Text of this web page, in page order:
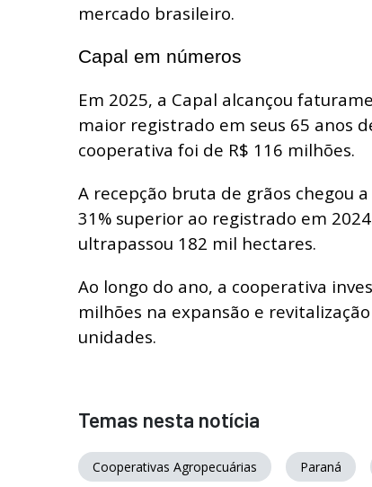
mercado brasileiro.
Capal em números
Em 2025, a Capal alcançou
maior registrado em seus 65 anos
cooperativa foi de R$ 116 milhões.
A recepção bruta de grãos chegou
31% superior ao registrado em
ultrapassou 182 mil hectares.
Ao longo do ano, a cooperativa
milhões na expansão e
unidades.
Temas nesta notícia
Cooperativas Agropecuárias Paraná